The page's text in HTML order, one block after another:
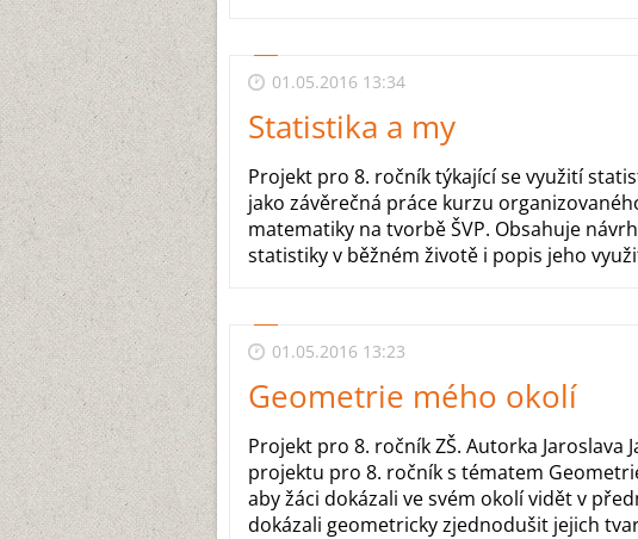
01.05.2016 13:34
Statistika a my
Projekt pro 8. ročník týkající se využití
jako závěrečná práce kurzu
matematiky na tvorbě ŠVP. Obsahuje
statistiky v běžném životě i popis jeho
01.05.2016 13:23
Geometrie mého okolí
Projekt pro 8. ročník ZŠ. Autorka Jaroslava
projektu pro 8. ročník s tématem
aby žáci dokázali ve svém okolí vidět v
dokázali geometricky zjednodušit jejich